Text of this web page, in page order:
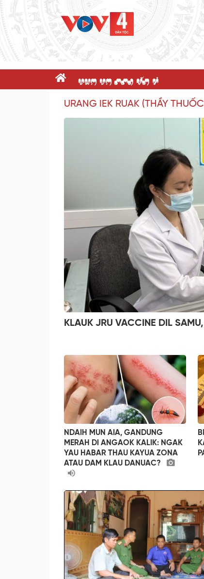
dnK dK ppR x@P c'
URANG IEK RUAK (THẦY
KLAUK JRU VACCINE DIL
NDAIH MUN AIA, GANDUNG
MERAH DI ANGAOK KALIK: NGAK
YAU HABAR THAU KAYUA ZONA
ATAU DAM KLAU DANUAC?